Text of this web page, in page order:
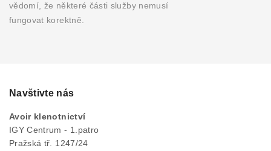
vědomí, že některé části služby nemusí
fungovat korektně.
Navštivte nás
Avoir klenotnictví
IGY Centrum - 1.patro
Pražská tř. 1247/24